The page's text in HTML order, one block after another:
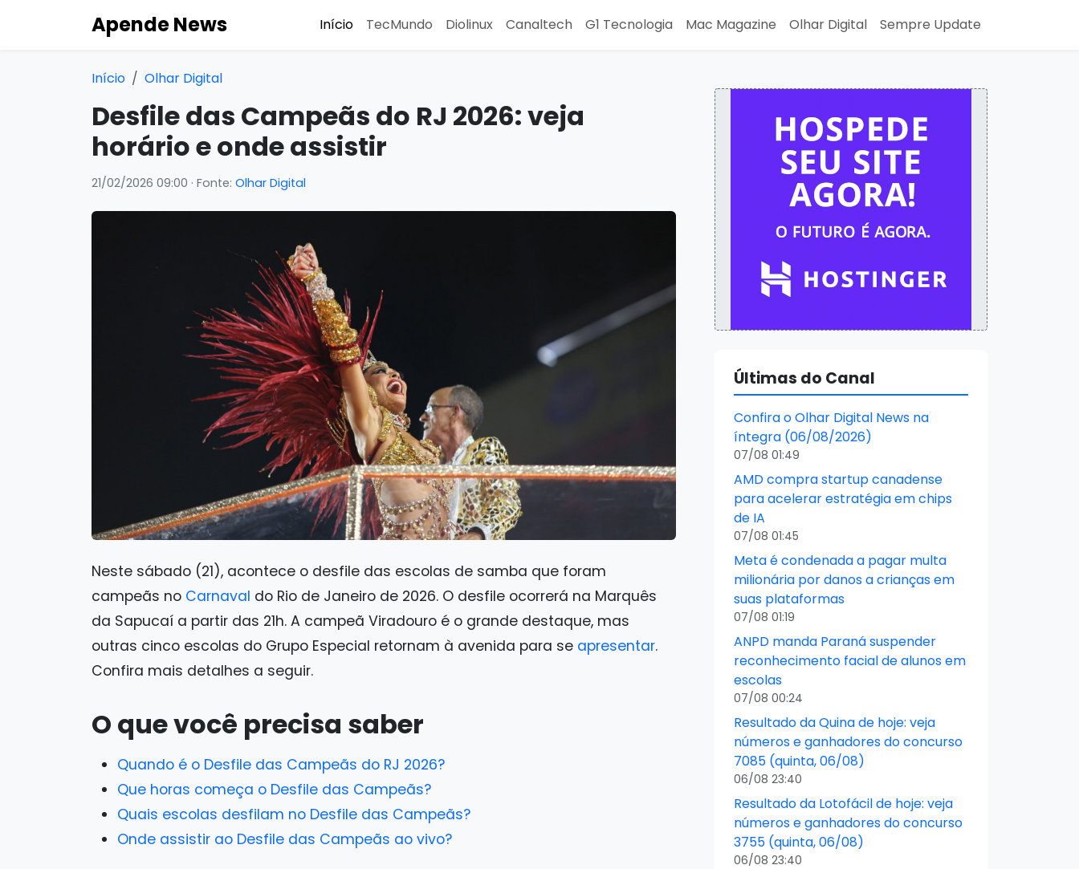
Apende News Início TecMundo Diolinux Canaltech G1 Tecnologia Mac Magazine Olhar Digital Sempre Update
Início Olhar Digital
Desfile das Campeãs do RJ 2026: veja
horário e onde assistir
21/02/2026 09:00 · Fonte: Olhar Digital
Neste sábado (21), acontece o desfile das escolas de samba que foram
campeãs no Carnaval do Rio de Janeiro de 2026. O desfile ocorrerá na Marquês
da Sapucaí a partir das 21h. A campeã Viradouro é o grande destaque, mas
outras cinco escolas do Grupo Especial retornam à avenida para se apresentar.
Confira mais detalhes a seguir.
O que você precisa saber
Quando é o Desfile das Campeãs do RJ 2026?
Que horas começa o Desfile das Campeãs?
Quais escolas desfilam no Desfile das Campeãs?
Onde assistir ao Desfile das Campeãs ao vivo?
Últimas do Canal
Confira o Olhar Digital News na
íntegra (06/08/2026)
07/08 01:49
AMD compra startup canadense
para acelerar estratégia em chips
de IA
07/08 01:45
Meta é condenada a pagar multa
milionária por danos a crianças em
suas plataformas
07/08 01:19
ANPD manda Paraná suspender
reconhecimento facial de alunos em
escolas
07/08 00:24
Resultado da Quina de hoje: veja
números e ganhadores do concurso
7085 (quinta, 06/08)
06/08 23:40
Resultado da Lotofácil de hoje: veja
números e ganhadores do concurso
3755 (quinta, 06/08)
06/08 23:40